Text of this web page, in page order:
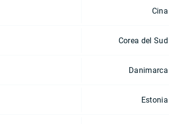
Cina
Corea del Sud
Danimarca
Estonia